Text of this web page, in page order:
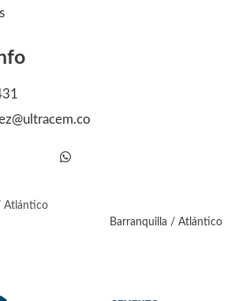
Atlántico
Barranquilla / Atlántico